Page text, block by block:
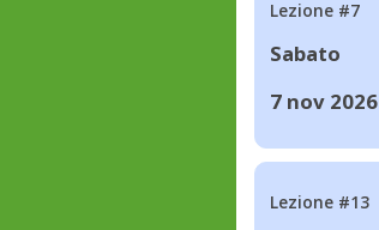
Lezione #7
Sabato
7 nov 2026
Lezione #13